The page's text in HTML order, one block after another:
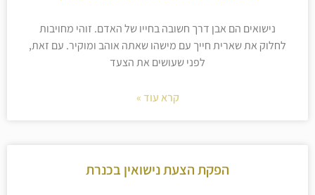
נישואים הם אבן דרך חשובה בחייו של האדם. זוהי מחויבות
לחלוק את שארית חייך עם מישהו שאתה אוהב ומוקיר. עם זאת,
לפני שעושים את הצעד
קרא עוד »
הפקת הצעת נישואין בכנרת